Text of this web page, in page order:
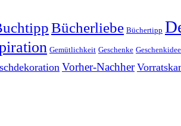
Bücherliebe Büchertipp
Gemütlichkeit Geschenke
Vorher-Nachher